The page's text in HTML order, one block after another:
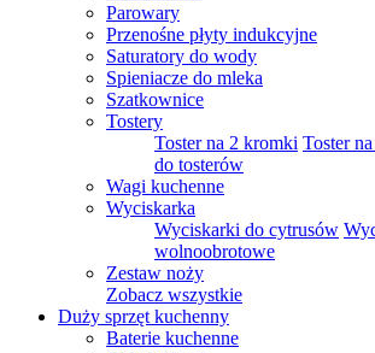
Parowary
Przenośne płyty indukcyjne
Saturatory do wody
Spieniacze do mleka
Szatkownice
Tostery
Toster na 2 kromki Toster
do tosterów
Wagi kuchenne
Wyciskarka
Wyciskarki do cytrusów
wolnoobrotowe
Zestaw noży
Zobacz wszystkie
Duży sprzęt kuchenny
Baterie kuchenne